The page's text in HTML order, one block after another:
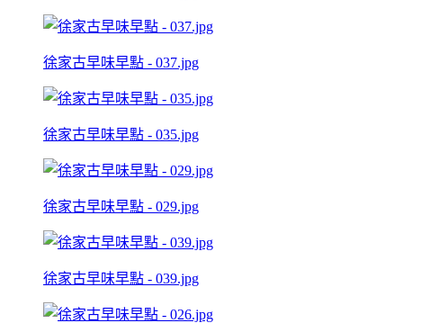
徐家古早味早點 - 037.jpg
徐家古早味早點 - 035.jpg
徐家古早味早點 - 029.jpg
徐家古早味早點 - 039.jpg